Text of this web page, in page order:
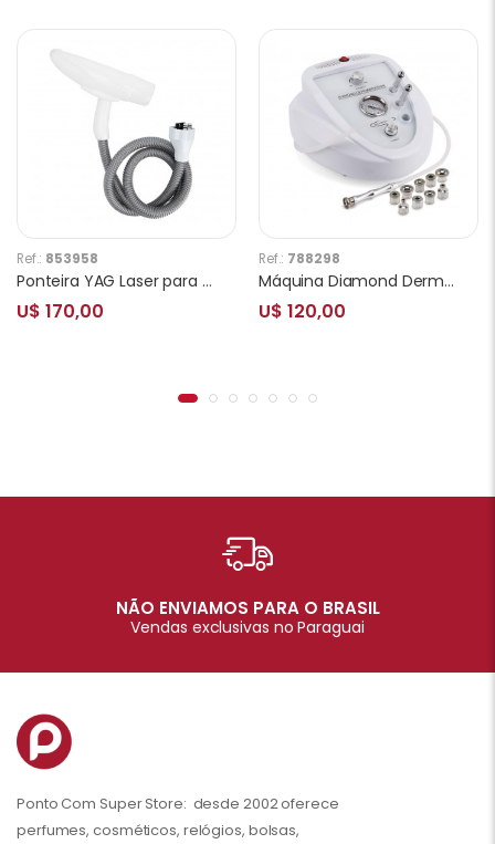
Ref.: 853958
Ponteira YAG Laser para Remoção de Tatuagem e Micropigmentação
U$ 170,00
Ref.: 788298
Máquina Diamond Dermabrasion com 9 Pontas
U$ 120,00
NÃO ENVIAMOS PARA O BRASIL
Vendas exclusivas no Paraguai
Ponto Com Super Store: desde 2002 oferece
perfumes, cosméticos, relógios, bolsas,